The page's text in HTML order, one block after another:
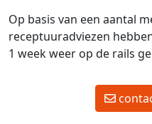
Op basis van een aantal
receptuuradviezen
1 week weer op de rails